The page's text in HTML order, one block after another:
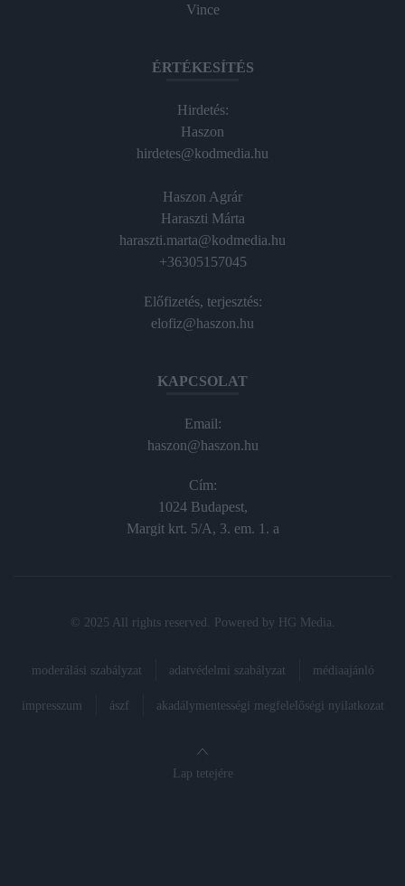
Vince
ÉRTÉKESÍTÉS
Hirdetés:
Haszon
hirdetes@kodmedia.hu
Haszon Agrár
Haraszti Márta
haraszti.marta@kodmedia.hu
+36305157045
Előfizetés, terjesztés:
elofiz@haszon.hu
KAPCSOLAT
Email:
haszon@haszon.hu
Cím:
1024 Budapest,
Margit krt. 5/A, 3. em. 1. a
© 2025 All rights reserved. Powered by HG Media
moderálási szabályzat adatvédelmi szabályzat médiaajánló
impresszum ászf akadálymentességi megfelelőségi nyilatkozat
Lap tetejére